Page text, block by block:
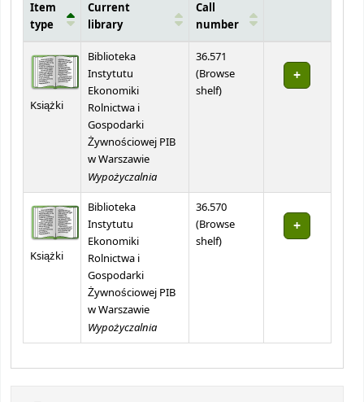
Item
type
Current
library
Call
number
Książki
Biblioteka
Instytutu
Ekonomiki
Rolnictwa i
Gospodarki
Żywnościowej PIB
w Warszawie
Wypożyczalnia
36.571
(Browse
shelf(Opens below)
)
Książki
Biblioteka
Instytutu
Ekonomiki
Rolnictwa i
Gospodarki
Żywnościowej PIB
w Warszawie
Wypożyczalnia
36.570
(Browse
shelf(Opens below)
)